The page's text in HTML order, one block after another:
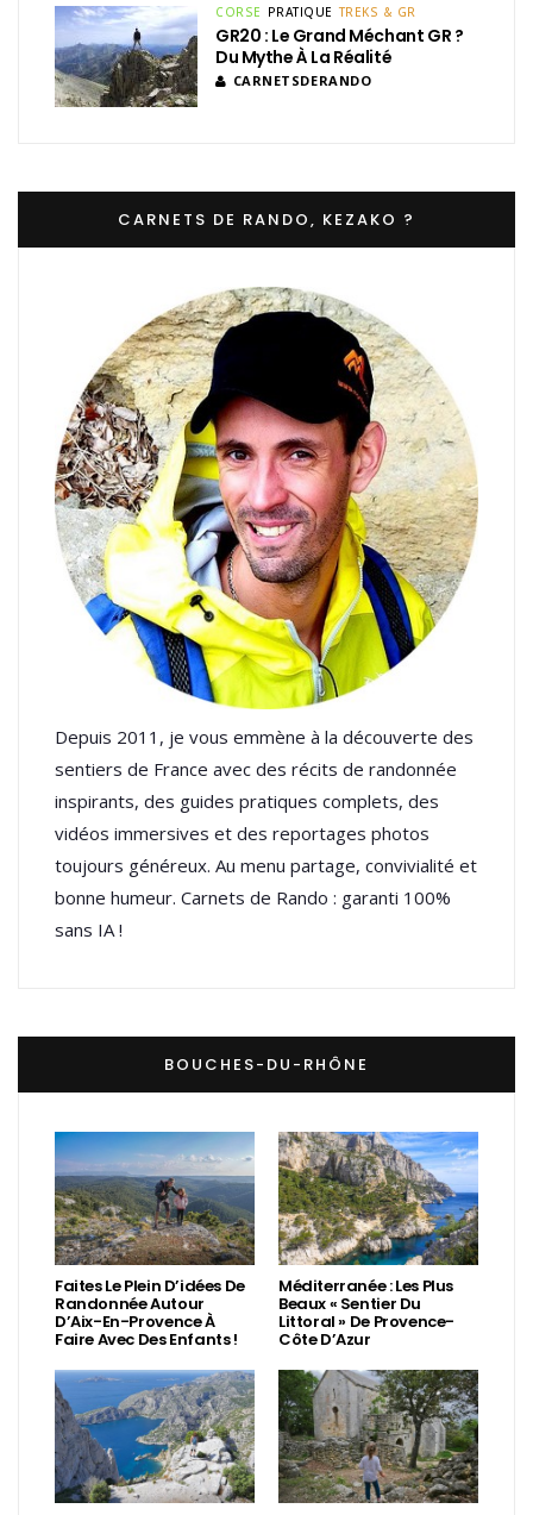
CORSE PRATIQUE TREKS & GR
GR20 : Le Grand Méchant GR ?
Du Mythe À La Réalité
CARNETSDERANDO
CARNETS DE RANDO, KEZAKO ?
Depuis 2011, je vous emmène à la découverte des
sentiers de France avec des récits de randonnée
inspirants, des guides pratiques complets, des
vidéos immersives et des reportages photos
toujours généreux. Au menu partage, convivialité et
bonne humeur. Carnets de Rando : garanti 100%
sans IA !
BOUCHES-DU-RHÔNE
Faites Le Plein D’idées De
Randonnée Autour
D’Aix-En-Provence À
Faire Avec Des Enfants !
Méditerranée : Les Plus
Beaux « Sentier Du
Littoral » De Provence-
Côte D’Azur